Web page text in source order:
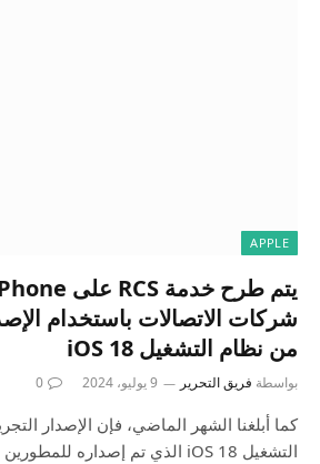
APPLE
من نظام التشغيل iOS 18
بواسطة فريق التحرير 9 يوليو، 2024 0
كما أبلغنا الشهر الماضي، فإن الإصدار
التشغيل iOS 18 الذي تم إصداره للمطورين قد مكّن أخيرًا…